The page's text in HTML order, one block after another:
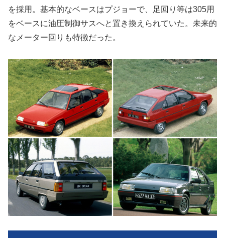
を採用。基本的なベースはプジョーで、足回り等は305用
をベースに油圧制御サスへと置き換えられていた。未来的
なメーター回りも特徴だった。